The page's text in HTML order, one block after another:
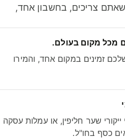
שאתם צריכים, בחשבון אחד,
מקום בעולם.
זמינים במקום אחד, והמירו
שער חליפין, או עמלות עסקה
כסף בחו"ל.